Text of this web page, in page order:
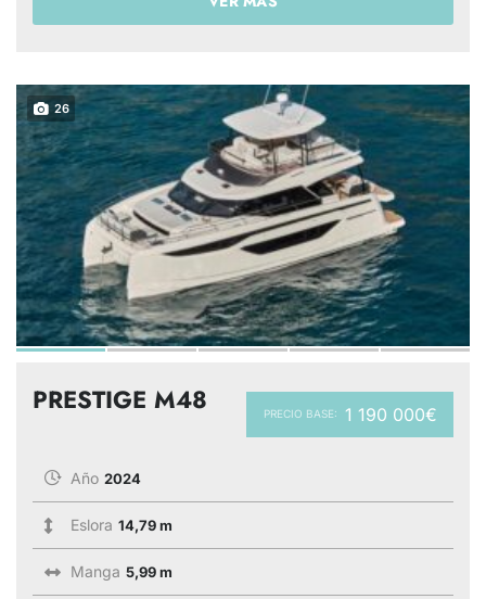
26
PRECIO BASE: 1 190 000€
PRESTIGE M48
Año 2024
Eslora 14,79 m
Manga 5,99 m